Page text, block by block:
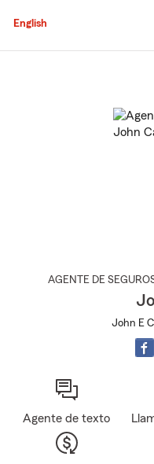
English
AGENTE DE
John E
Agente de texto